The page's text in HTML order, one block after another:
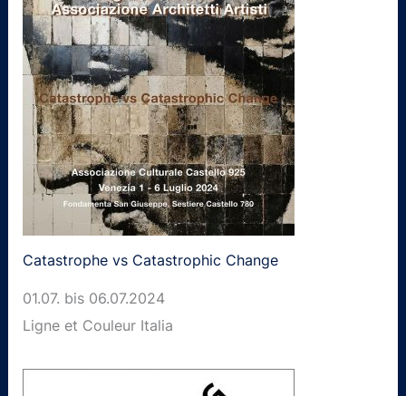
Catastrophe vs Catastrophic Change
01.07. bis 06.07.2024
Ligne et Couleur Italia